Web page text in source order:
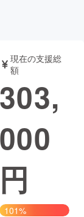
書籍・雑誌
チャレンジ
Creation
現在の支援総
額
303,
000
円
101%